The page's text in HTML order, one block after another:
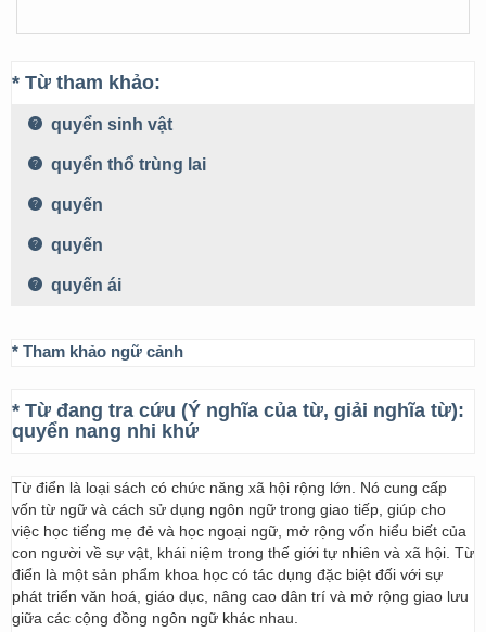
* Từ tham khảo:
quyển sinh vật
quyển thổ trùng lai
quyến
quyến
quyến ái
* Tham khảo ngữ cảnh
* Từ đang tra cứu (Ý nghĩa của từ, giải nghĩa từ):
quyển nang nhi khứ
Từ điển là loại sách có chức năng xã hội rộng lớn. Nó cung cấp
vốn từ ngữ và cách sử dụng ngôn ngữ trong giao tiếp, giúp cho
việc học tiếng mẹ đẻ và học ngoại ngữ, mở rộng vốn hiểu biết của
con người về sự vật, khái niệm trong thế giới tự nhiên và xã hội. Từ
điển là một sản phẩm khoa học có tác dụng đặc biệt đối với sự
phát triển văn hoá, giáo dục, nâng cao dân trí và mở rộng giao lưu
giữa các cộng đồng ngôn ngữ khác nhau.